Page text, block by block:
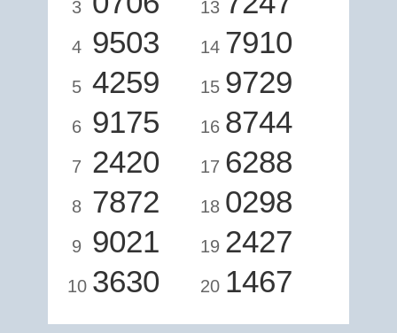
3
4 9503
5 4259
6 9175
7 2420
8 7872
9 9021
10 3630
13
14 7910
15 9729
16 8744
17 6288
18 0298
19 2427
20 1467